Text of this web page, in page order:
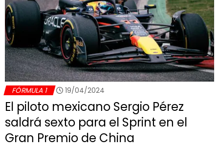
FÓRMULA 1 19/04/2024
El piloto mexicano Sergio Pérez
saldrá sexto para el Sprint en el
Gran Premio de China